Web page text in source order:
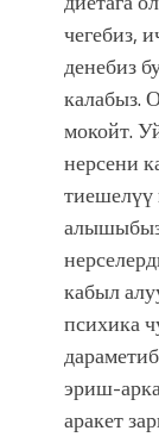
чегебиз,
денебиз
калабыз.
мокойт.
нерсени
тиешелүү
кабыл
психика
эриш-
аракет